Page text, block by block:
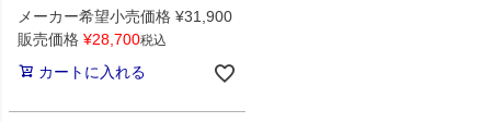
メーカー希望小売価格 ¥31,900
販売価格 ¥28,700税込
カートに入れる